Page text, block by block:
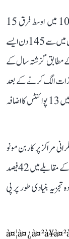
انہوں نے دعویٰ کیا کہ ان 69 دنوں کے دوران پی ایم 10 میں اوسط فرق 15
مائیکروگرام فی مکعب میٹر رہا، جبکہ رواں سال کے 218 دنوں میں سے 145 دن ایسے
مطابق گزشتہ سال کے
مراکز موسمی اثرات الگ کرنے کے بعد
گزشتہ سال سے زیادہ آلودہ پائے گئے اور اوسطاً اے کیو آئی میں 13 پوائنٹس کا اضافہ
کہ اس روز 43 میں سے 22 فضائی نگرانی مراکز پر کاربن مونو
آکسائیڈ سب سے بڑا آلودہ عنصر رہا اور اس کی سطح گزشتہ سال کے مقابلے میں 42 فیصد
تجزیہ بنیادی طور پر پی